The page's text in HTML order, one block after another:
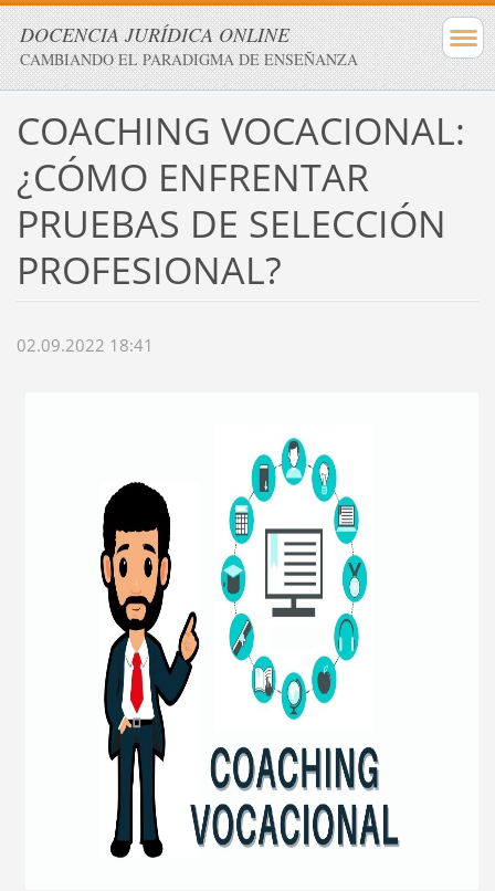
DOCENCIA JURÍDICA ONLINE
CAMBIANDO EL PARADIGMA DE ENSEÑANZA
COACHING VOCACIONAL:
¿CÓMO ENFRENTAR
PRUEBAS DE SELECCIÓN
PROFESIONAL?
02.09.2022 18:41